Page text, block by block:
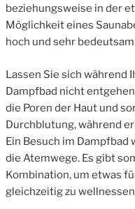
beziehungsweise in der
Möglichkeit eines
hoch und sehr
Lassen Sie sich während
Dampfbad nicht
die Poren der Haut und
Durchblutung, während
Ein Besuch im
die Atemwege. Es gibt
Kombination, um etwas
gleichzeitig zu